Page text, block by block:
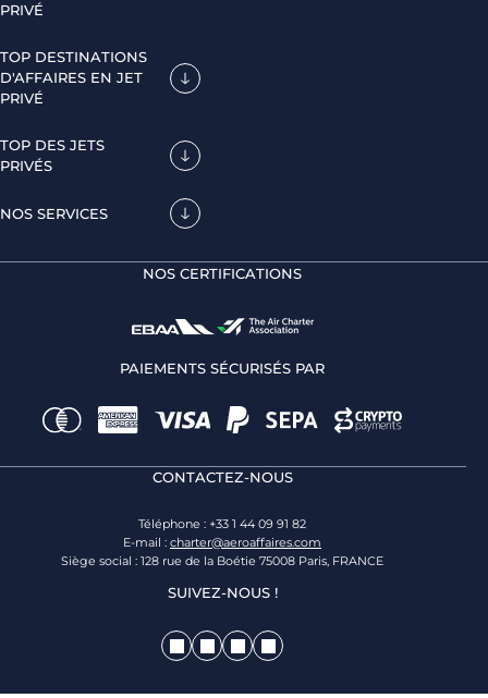
PRIVÉ
TOP DESTINATIONS
D'AFFAIRES EN JET
PRIVÉ
TOP DES JETS
PRIVÉS
NOS SERVICES
NOS CERTIFICATIONS
PAIEMENTS SÉCURISÉS PAR
CONTACTEZ-NOUS
Téléphone : +33 1 44 09 91 82
E-mail : charter@aeroaffaires.com
Siège social : 128 rue de la Boétie 75008 Paris, FRANCE
SUIVEZ-NOUS !